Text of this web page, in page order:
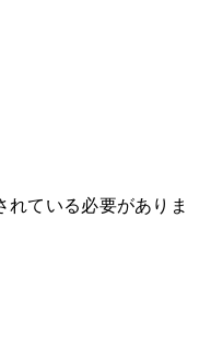
ている必要がありま